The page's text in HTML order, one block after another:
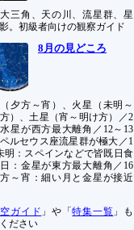
三角、天の川、流星群、星
。初級者向けの観察ガイド
8月の見どころ
夕方～宵）、火星（未明～
）、土星（宵～明け方）／2
星が西方最大離角／12～13
ルセウス座流星群が極大／1
明：スペインなどで皆既日食
日：金星が東方最大離角／16
～宵：細い月と金星が接近
ガイド 」や「特集一覧 」も
ださい